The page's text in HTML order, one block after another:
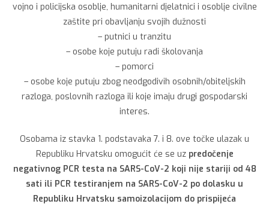
vojno i policijska osoblje, humanitarni djelatnici i osoblje civilne
zaštite pri obavljanju svojih dužnosti
– putnici u tranzitu
– osobe koje putuju radi školovanja
– pomorci
– osobe koje putuju zbog neodgodivih osobnih/obiteljskih
razloga, poslovnih razloga ili koje imaju drugi gospodarski
interes.
Osobama iz stavka 1. podstavaka 7. i 8. ove točke ulazak u
Republiku Hrvatsku omogućit će se uz predočenje
negativnog PCR testa na SARS-CoV-2 koji nije stariji od 48
sati ili PCR testiranjem na SARS-CoV-2 po dolasku u
Republiku Hrvatsku samoizolacijom do prispijeća